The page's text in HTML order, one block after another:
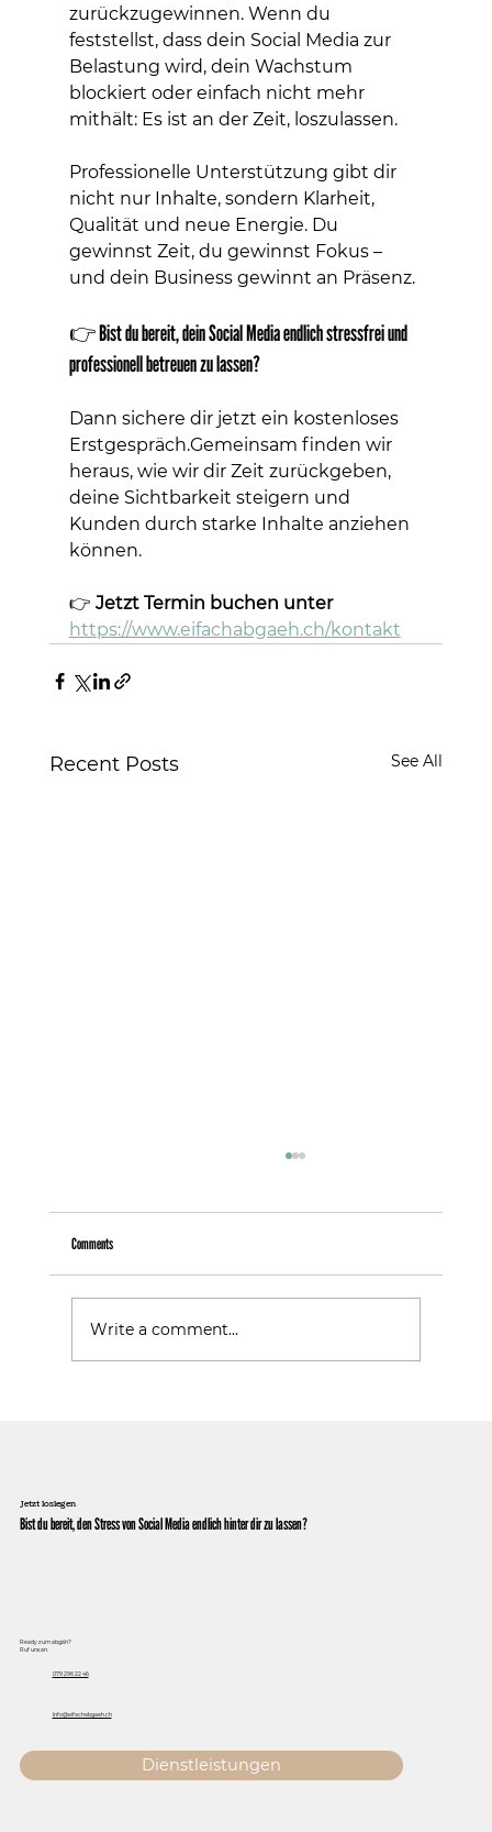
zurückzugewinnen. Wenn du
feststellst, dass dein Social Media zur
Belastung wird, dein Wachstum
blockiert oder einfach nicht mehr
mithält: Es ist an der Zeit, loszulassen.
Professionelle Unterstützung gibt dir
nicht nur Inhalte, sondern Klarheit,
Qualität und neue Energie. Du
gewinnst Zeit, du gewinnst Fokus –
und dein Business gewinnt an Präsenz.
👉 Bist du bereit, dein Social Media endlich stressfrei und
professionell betreuen zu lassen?
Dann sichere dir jetzt ein kostenloses
Erstgespräch.Gemeinsam finden wir
heraus, wie wir dir Zeit zurückgeben,
deine Sichtbarkeit steigern und
Kunden durch starke Inhalte anziehen
können.
👉 Jetzt Termin buchen unter
https://www.eifachabgaeh.ch/kontakt
Recent Posts See All
Warum Follower nicht gleich Kunden sind
Comments
Write a comment...
Jetzt loslegen
Bist du bereit, den Stress von Social Media endlich hinter dir zu lassen?
Ready zum abgäh?
Ruf uns an.
079 296 22 46
Info@eifachabgaeh.ch
Dienstleistungen